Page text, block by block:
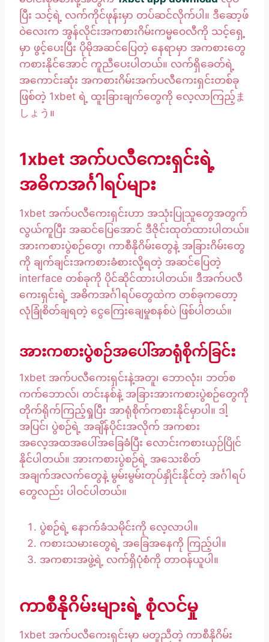
ပြီး သင့်ရဲ့ လက်ကိုင်ဖုန်းမှာ တပ်ဆင်လိုက်ပါ။ ဒီဆော့ဖ်
ဝဲလေးက အွန်လိုင်းအကစားဂိမ်းကမ္မဝေလီကို သင့်ရှေ့
မှာ ဖွင့်ပေးပြီး ပိုမိုအဆင်ပြေတဲ့ နေရာမှာ အကစားတွေ
ကစားနိုင်အောင် ကူညီပေးပါတယ်။ လက်ရှိခေတ်ရဲ့
အကောင်းဆုံး အကစားဂိမ်းအက်ပလီကေးရှင်းတစ်ခု
ဖြစ်တဲ့ 1xbet ရဲ့ ထူးခြားချက်တွေကို လေ့လာကြည့်ま
しょう။
1xbet အက်ပလီကေးရှင်းရဲ့
အဓိကအင်္ဂါရပ်များ
1xbet အက်ပလီကေးရှင်းဟာ အသုံးပြုသူတွေအတွက်
လွယ်ကူပြီး အဆင်ပြေအောင် ဒီဇိုင်းထုတ်ထားပါတယ်။
အားကစားပွဲစဉ်တွေ၊ ကာစီနိုဂိမ်းတွေနဲ့ အခြားဂိမ်းတွေ
ကို ချက်ချင်းအကစားခံစားလို့ရတဲ့ အဆင်ပြေတဲ့
interface တစ်ခုကို ပိုင်ဆိုင်ထားပါတယ်။ ဒီအက်ပလီ
ကေးရှင်းရဲ့ အဓိကအင်္ဂါရပ်တွေထဲက တစ်ခုကတော့
လုံခြုံစိတ်ချရတဲ့ ငွေကြေးချေမှုစနစ်ပဲ ဖြစ်ပါတယ်။
အားကစားပွဲစဉ်အပေါ်အာရုံစိုက်ခြင်း
1xbet အက်ပလီကေးရှင်းနဲ့အတူ၊ ဘောလုံး၊ ဘတ်စ
ကက်ဘောလ်၊ တင်းနစ်နဲ့ အခြားအားကစားပွဲစဉ်တွေကို
တိုက်ရိုက်ကြည့်ရှုပြီး အာရုံစိုက်ကစားနိုင်မှာပါ။ ဒါ့
အပြင်၊ ပွဲစဉ်ရဲ့ အချိန်ပိုင်းအလိုက် အကစား
အလေ့အထအပေါ်အခြေခံပြီး လောင်းကစားယှဉ်ပြိုင်
နိုင်ပါတယ်။ အားကစားပွဲစဉ်ရဲ့ အသေးစိတ်
အချက်အလက်တွေနဲ့ မွမ်းမွမ်းတုပ်နှိုင်းနိုင်တဲ့ အင်္ဂါရပ်
တွေလည်း ပါဝင်ပါတယ်။
ပွဲစဉ်ရဲ့ နောက်ခံသမိုင်းကို လေ့လာပါ။
ကစားသမားတွေရဲ့ အခြေအနေကို ကြည့်ပါ။
အကစားအဖွဲ့ရဲ့ လက်ရှိပုံစံကို တာဝန်ယူပါ။
ကာစီနိုဂိမ်းများရဲ့ စုံလင်မှု
1xbet အက်ပလီကေးရှင်းမှာ မတူညီတဲ့ ကာစီနိုဂိမ်း